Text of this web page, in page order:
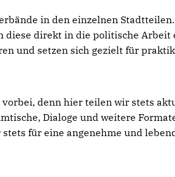
in den einzelnen
direkt in die politische
und setzen sich gezielt für
denn hier teilen wir stets
Dialoge und weitere
für eine angenehme und